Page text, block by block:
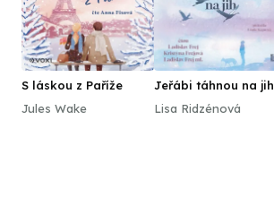
S láskou z Paříže
Jules Wake
Jeřábi táhnou na jih
Lisa Ridzénová